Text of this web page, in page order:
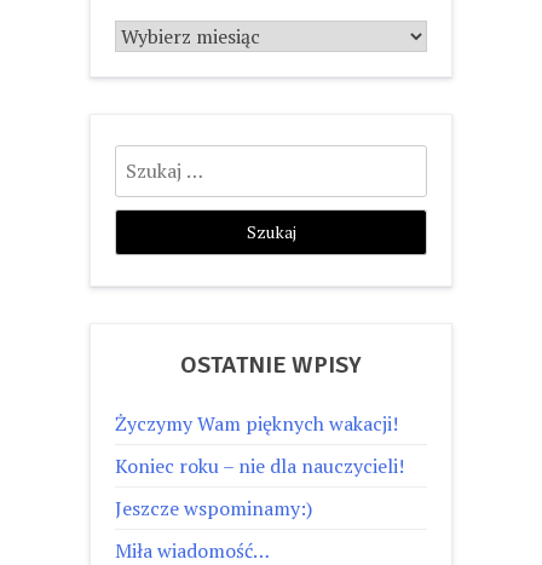
Archiwum
Szukaj:
OSTATNIE WPISY
Życzymy Wam pięknych wakacji!
Koniec roku – nie dla nauczycieli!
Jeszcze wspominamy:)
Miła wiadomość…